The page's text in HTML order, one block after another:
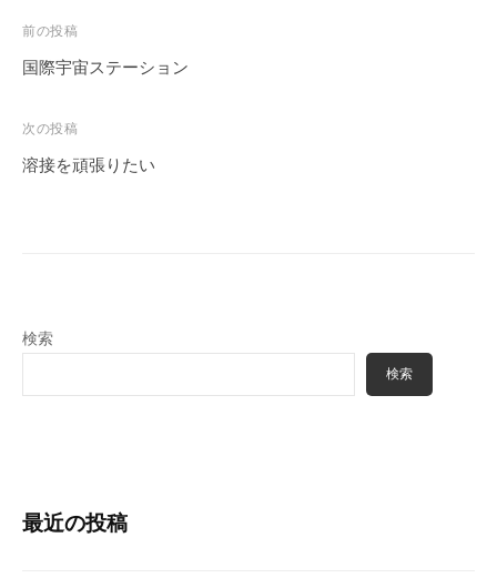
投
稿
ビ
ゲ
前の投稿
国際宇宙ステーション
次の投稿
溶接を頑張りたい
検索
検索
最近の投稿